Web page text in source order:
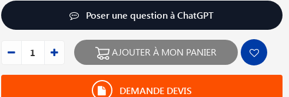
Poser une question à ChatGPT
AJOUTER À MON PANIER
DEMANDE DEVIS